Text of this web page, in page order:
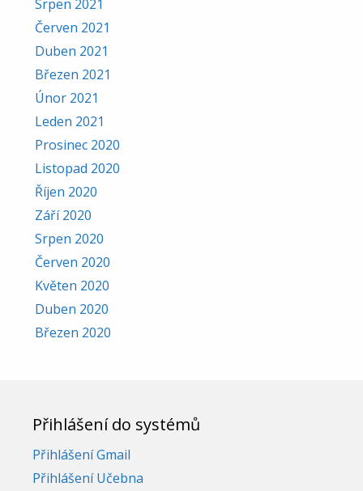
Srpen 2021
Červen 2021
Duben 2021
Březen 2021
Únor 2021
Leden 2021
Prosinec 2020
Listopad 2020
Říjen 2020
Září 2020
Srpen 2020
Červen 2020
Květen 2020
Duben 2020
Březen 2020
Přihlášení do systémů
Přihlášení Gmail
Přihlášení Učebna